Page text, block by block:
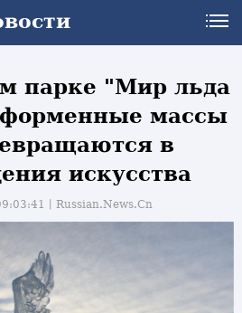
парке "Мир льда
массы
в
искусства
丨Russian.News.Cn